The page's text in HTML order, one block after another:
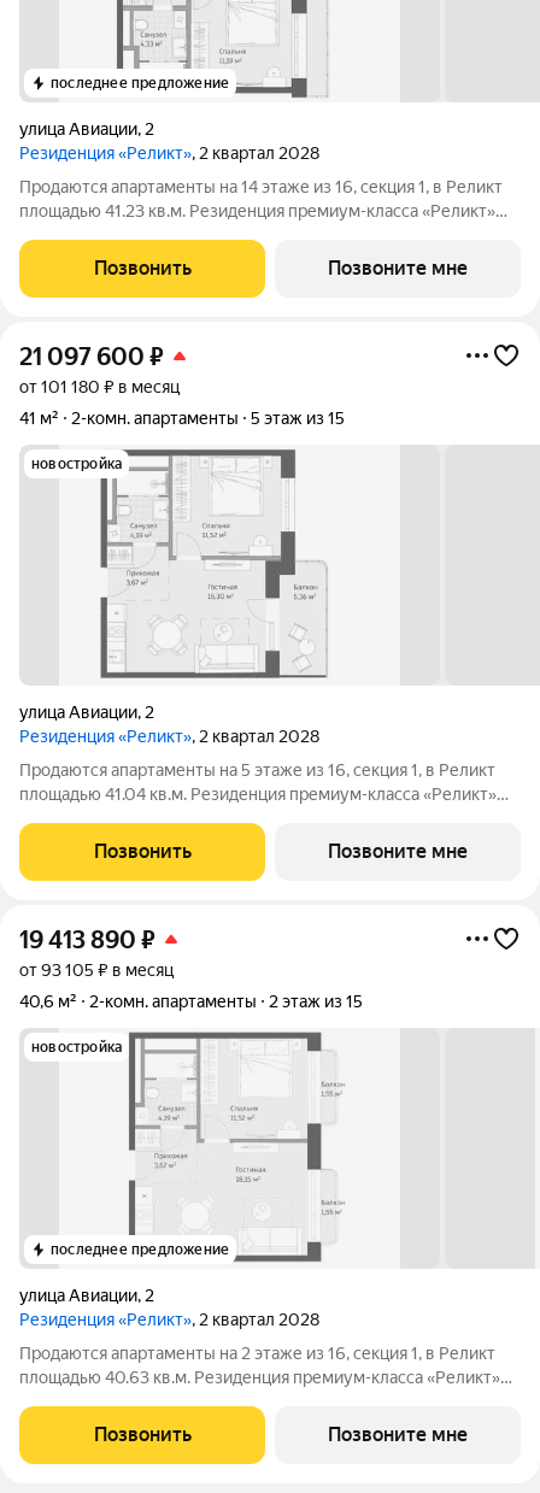
последнее предложение
улица Авиации, 2
Резиденция «Реликт», 2 квартал 2028
Продаются апартаменты на 14 этаже из 16, секция 1, в Реликт
площадью 41.23 кв.м. Резиденция премиум-класса «Реликт»
центре города-курорта, вблизи Курортного бульвара и
Нарзанной галереи. Проект
Позвонить Позвоните мне
21 097 600 ₽
от 101 180 ₽ в месяц
41 м²
2-комн. апартаменты 5 этаж из 15
новостройка
улица Авиации, 2
Резиденция «Реликт», 2 квартал 2028
Продаются апартаменты на 5 этаже из 16, секция 1, в Реликт
площадью 41.04 кв.м. Резиденция премиум-класса «Реликт»
центре города-курорта, вблизи Курортного бульвара и
Нарзанной галереи. Проект
Позвонить Позвоните мне
19 413 890 ₽
от 93 105 ₽ в месяц
40,6 м²
2-комн. апартаменты 2 этаж из 15
новостройка
последнее предложение
улица Авиации, 2
Резиденция «Реликт», 2 квартал 2028
Продаются апартаменты на 2 этаже из 16, секция 1, в Реликт
площадью 40.63 кв.м. Резиденция премиум-класса «Реликт»
центре города-курорта, вблизи Курортного бульвара и
Нарзанной галереи. Проект
Позвонить Позвоните мне